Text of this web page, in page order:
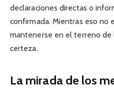
declaraciones directas o
confirmada. Mientras eso no
mantenerse en el terreno de
certeza.
La mirada de los